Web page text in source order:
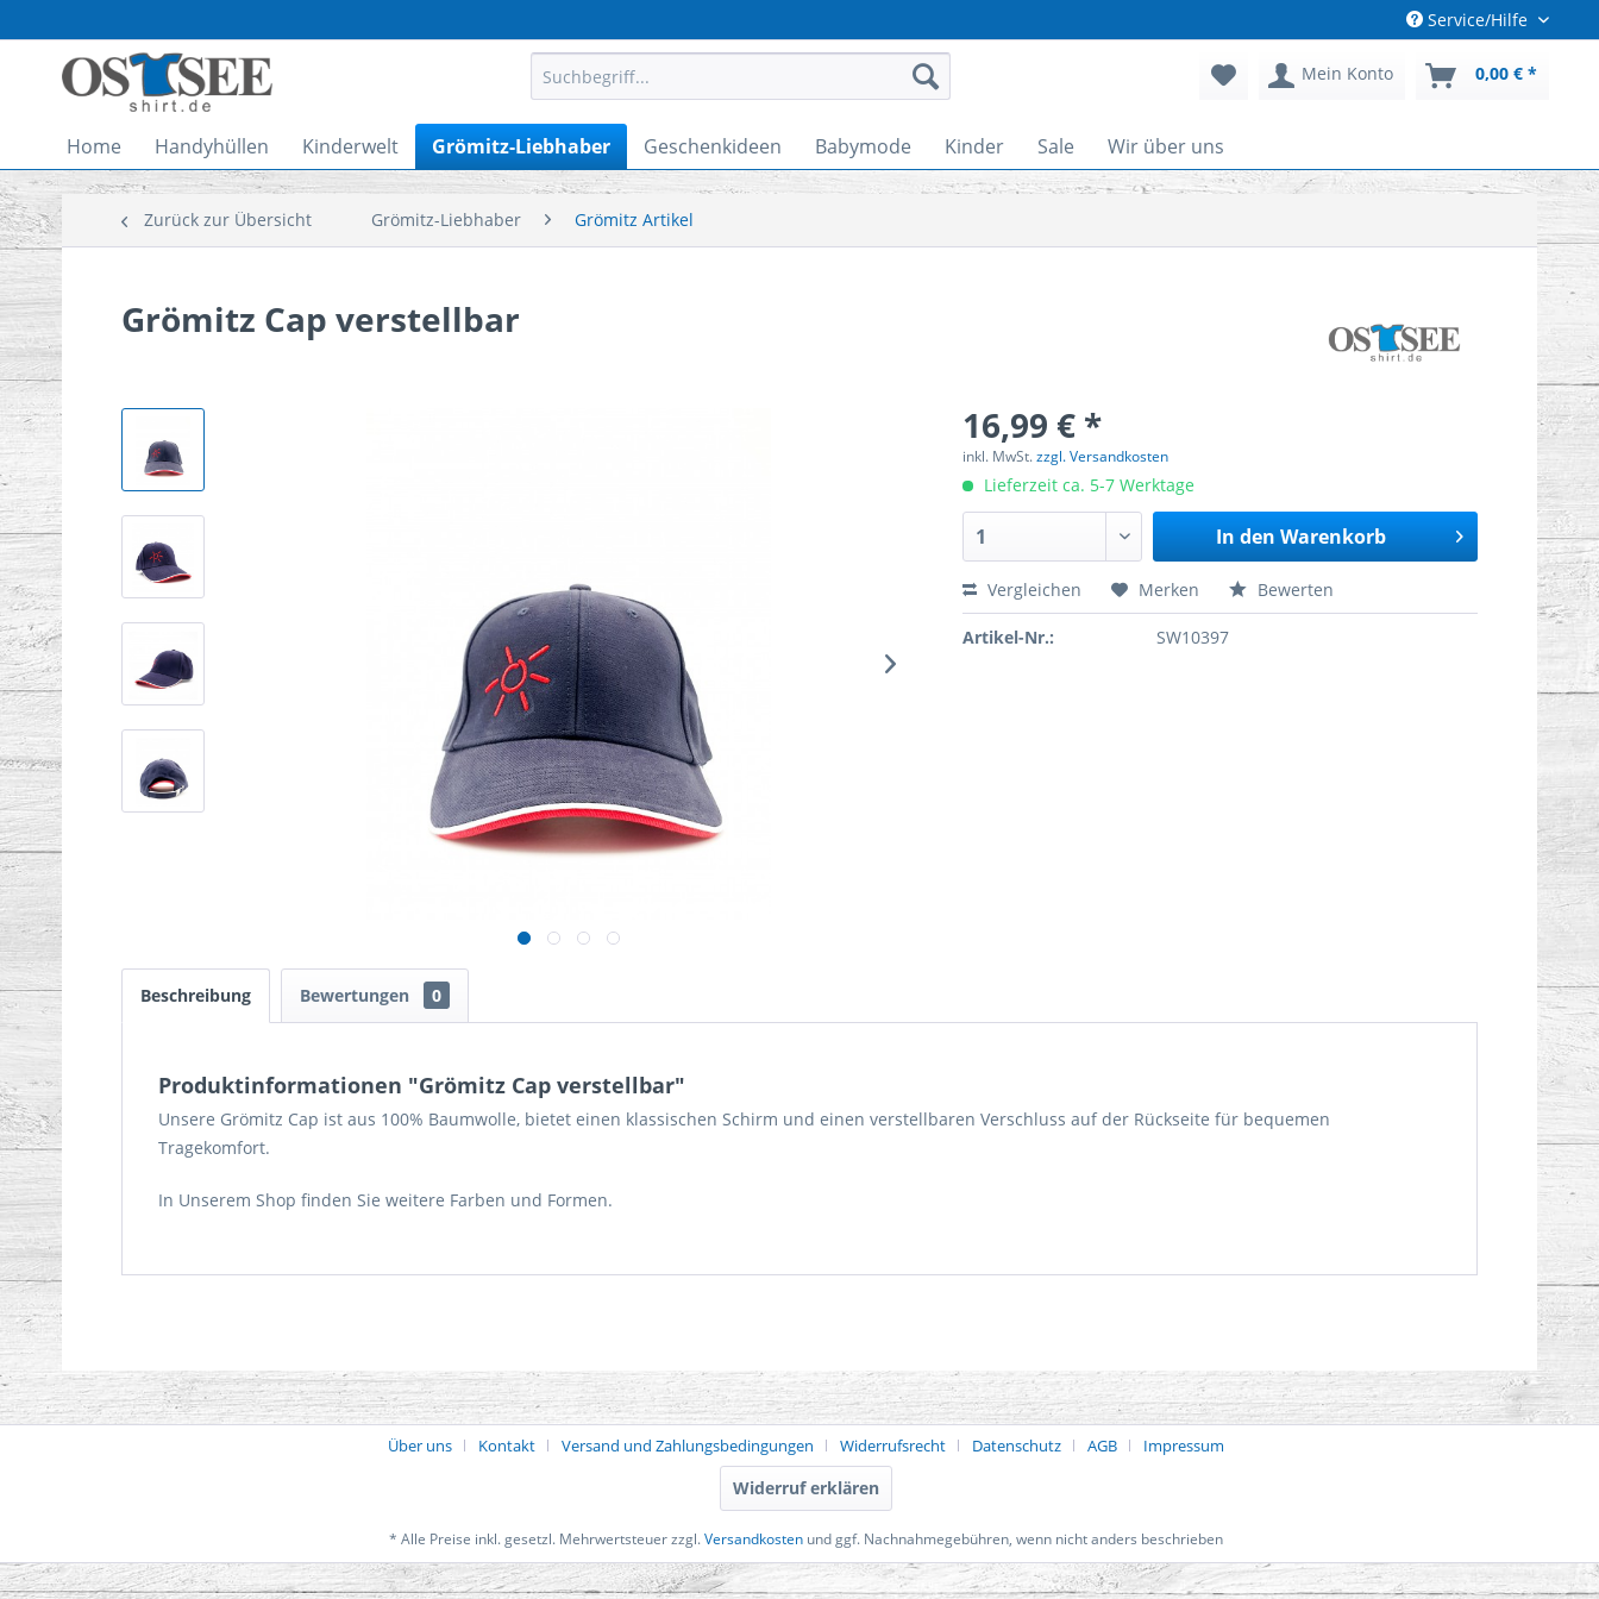
Service/Hilfe
Mein Konto 0,00 € *
Home Handyhüllen Kinderwelt Grömitz-Liebhaber Geschenkideen Babymode Kinder Sale Wir über uns
Zurück zur Übersicht Grömitz-Liebhaber Grömitz Artikel
Grömitz Cap verstellbar
16,99 € *
inkl. MwSt.zzgl. Versandkosten
Lieferzeit ca. 5-7 Werktage
In den Warenkorb
Vergleichen Merken Bewerten
Artikel-Nr.: SW10397
Beschreibung Bewertungen 0
Produktinformationen "Grömitz Cap verstellbar"
Unsere Grömitz Cap ist aus 100% Baumwolle, bietet einen klassischen Schirm und einen verstellbaren Verschluss auf der Rückseite für bequemen
Tragekomfort.
In Unserem Shop finden Sie weitere Farben und Formen.
Über uns Kontakt Versand und Zahlungsbedingungen Widerrufsrecht Datenschutz AGB Impressum
Widerruf erklären
* Alle Preise inkl. gesetzl. Mehrwertsteuer zzgl.Versandkostenund ggf. Nachnahmegebühren, wenn nicht anders beschrieben